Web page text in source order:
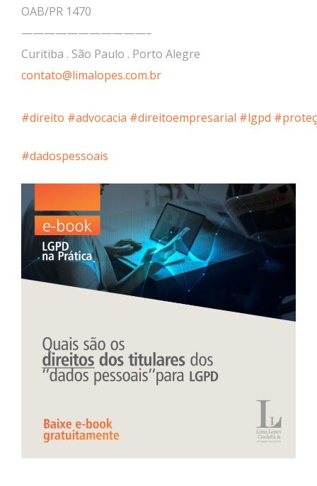
OAB/PR 1470
———————————–
Curitiba . São Paulo . Porto Alegre
contato@limalopes.com.br
#direito #advocacia #direitoempresarial #lgpd
#dadospessoais